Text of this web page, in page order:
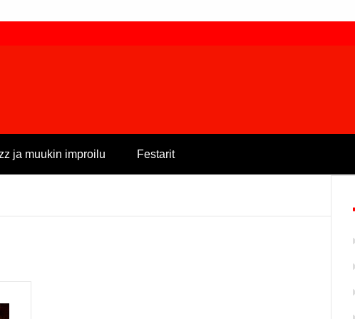
ja muukin improilu Festarit